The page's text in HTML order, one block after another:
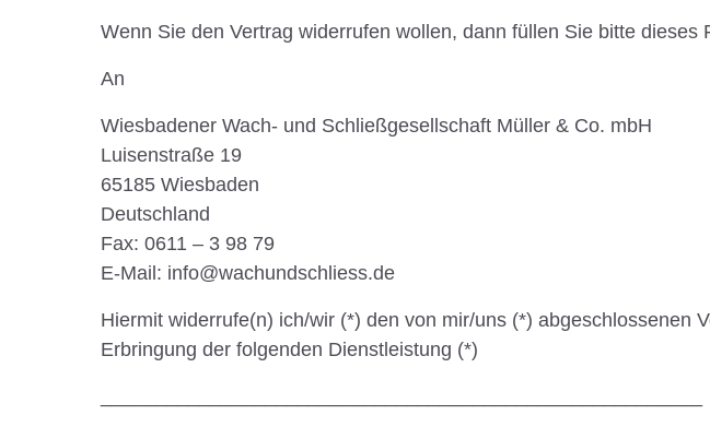
Wenn Sie den Vertrag widerrufen wollen, dann füllen Sie bitte dieses
An
Wiesbadener Wach- und Schließgesellschaft Müller & Co. mbH
Luisenstraße 19
65185 Wiesbaden
Deutschland
Fax: 0611 – 3 98 79
E-Mail: info@wachundschliess.de
Hiermit widerrufe(n) ich/wir (*) den von mir/uns (*) abgeschlossenen
Erbringung der folgenden Dienstleistung (*)